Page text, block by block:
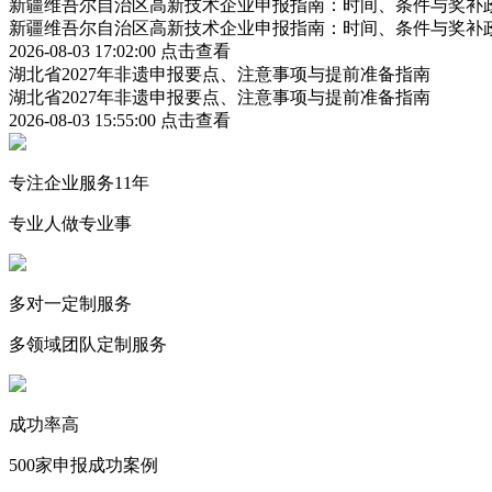
新疆维吾尔自治区高新技术企业申报指南：时间、条件与奖补
新疆维吾尔自治区高新技术企业申报指南：时间、条件与奖补
2026-08-03 17:02:00 点击查看
湖北省2027年非遗申报要点、注意事项与提前准备指南
湖北省2027年非遗申报要点、注意事项与提前准备指南
2026-08-03 15:55:00 点击查看
专注企业服务11年
专业人做专业事
多对一定制服务
多领域团队定制服务
成功率高
500家申报成功案例